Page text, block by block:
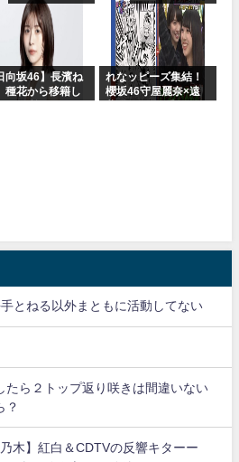
向坂46】長濱ね
種花から移籍し
れなッピーズ集結！
櫻坂46守屋麗奈×遠
とねる以外まともに活動してない
たら２トップ返り咲きは間違いない
？
木】紅白＆CDTVの反響キターー